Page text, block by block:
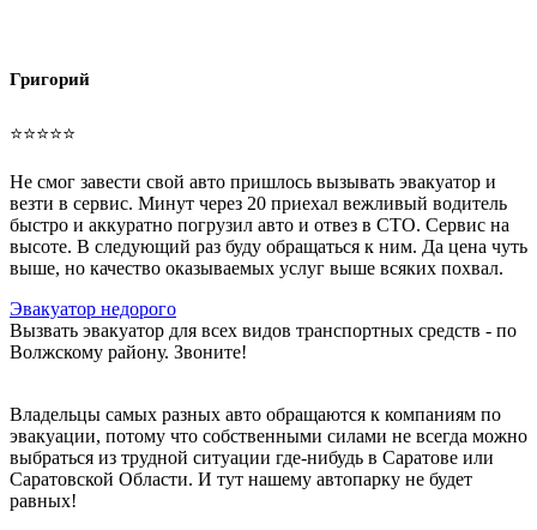
Григорий
⭐⭐⭐⭐⭐
Не смог завести свой авто пришлось вызывать эвакуатор и
везти в сервис. Минут через 20 приехал вежливый водитель
быстро и аккуратно погрузил авто и отвез в СТО. Сервис на
высоте. В следующий раз буду обращаться к ним. Да цена чуть
выше, но качество оказываемых услуг выше всяких похвал.
Эвакуатор недорого
Вызвать эвакуатор для всех видов транспортных средств - по
Волжскому району. Звоните!
Владельцы самых разных авто обращаются к компаниям по
эвакуации, потому что собственными силами не всегда можно
выбраться из трудной ситуации где-нибудь в Саратове или
Саратовской Области. И тут нашему автопарку не будет
равных!